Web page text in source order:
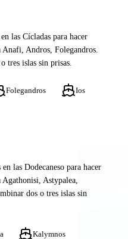
las Cícladas para hacer
Andros, Folegandros.
tres islas sin prisas.
Folegandros Ios
las Dodecaneso para hacer
Astypalea,
dos o tres islas sin
Kalymnos